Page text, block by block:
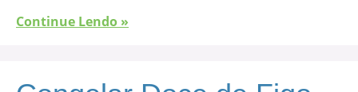
Continue Lendo »